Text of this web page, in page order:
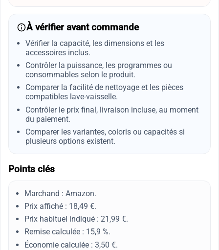
À vérifier avant commande
Vérifier la capacité, les dimensions et les
accessoires inclus.
Contrôler la puissance, les programmes ou
consommables selon le produit.
Comparer la facilité de nettoyage et les pièces
compatibles lave-vaisselle.
Contrôler le prix final, livraison incluse, au moment
du paiement.
Comparer les variantes, coloris ou capacités si
plusieurs options existent.
Points clés
Marchand : Amazon.
Prix affiché : 18,49 €.
Prix habituel indiqué : 21,99 €.
Remise calculée : 15,9 %.
Économie calculée : 3,50 €.